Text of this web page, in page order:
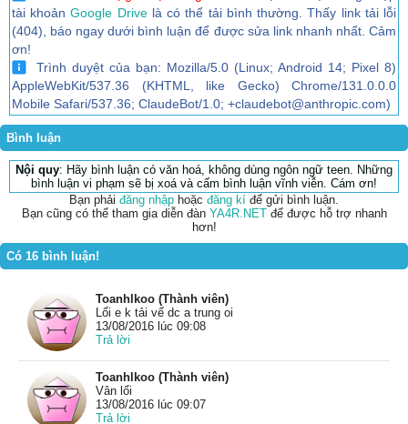
tài khoảnGoogle Drivelà có thể tải bình thường. Thấy link tải lỗi
(404), báo ngay dưới bình luận để được sửa link nhanh nhất. Cảm
ơn!
Trình duyệt của bạn: Mozilla/5.0 (Linux; Android 14; Pixel 8)
AppleWebKit/537.36 (KHTML, like Gecko) Chrome/131.0.0.0
Mobile Safari/537.36; ClaudeBot/1.0; +claudebot@anthropic.com)
Bình luận
Nội quy: Hãy bình luận có văn hoá, không dùng ngôn ngữ teen. Những
bình luận vi phạm sẽ bị xoá và cấm bình luận vĩnh viễn. Cám ơn!
Bạn phải đăng nhập hoặc đăng kí để gửi bình luận.
Bạn cũng có thể tham gia diễn đàn YA4R.NETđể được hỗ trợ nhanh
hơn!
Có 16 bình luận!
Toanhlkoo (Thành viên)
Lổi e k tải vế dc a trung oi
13/08/2016 lúc 09:08
Trả lời
Toanhlkoo (Thành viên)
Vân lổi
13/08/2016 lúc 09:07
Trả lời